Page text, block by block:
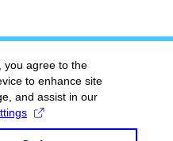
you agree to the
to enhance site
and assist in our